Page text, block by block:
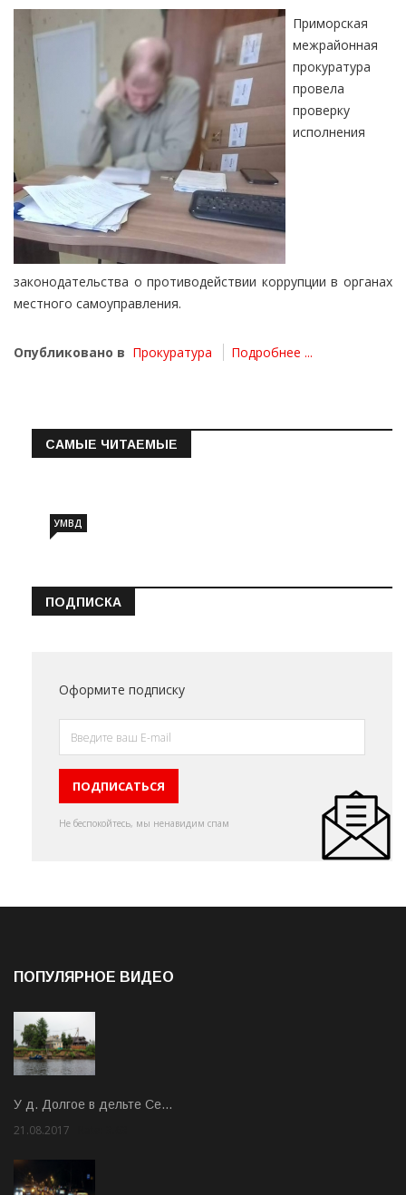
Приморская
межрайонная
прокуратура
провела
проверку
исполнения
законодательства о противодействии коррупции в органах
местного самоуправления.
Опубликовано в Прокуратура Подробнее ...
САМЫЕ ЧИТАЕМЫЕ
УМВД
ПОДПИСКА
Оформите подписку
Не беспокойтесь, мы ненавидим спам
ПОПУЛЯРНОЕ ВИДЕО
У д. Долгое в дельте Се…
21.08.2017